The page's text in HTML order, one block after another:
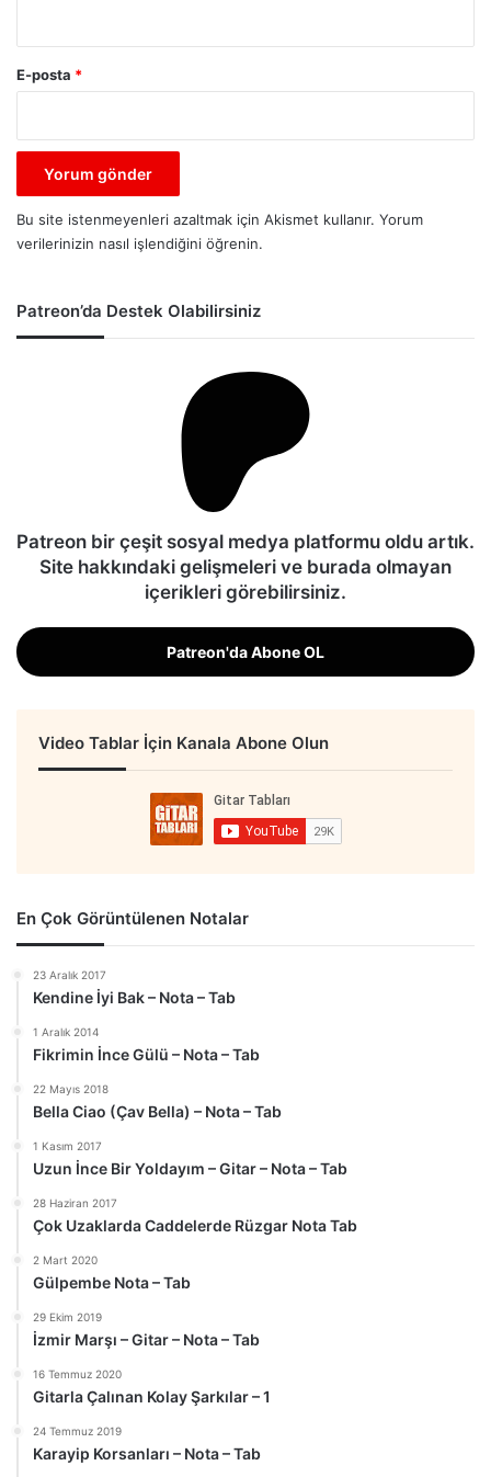
E-posta *
Bu site istenmeyenleri azaltmak için Akismet kullanır. Yorum
verilerinizin nasıl işlendiğini öğrenin.
Patreon’da Destek Olabilirsiniz
Patreon bir çeşit sosyal medya platformu oldu artık.
Site hakkındaki gelişmeleri ve burada olmayan
içerikleri görebilirsiniz.
Patreon'da Abone OL
Video Tablar İçin Kanala Abone Olun
En Çok Görüntülenen Notalar
23 Aralık 2017
Kendine İyi Bak – Nota – Tab
1 Aralık 2014
Fikrimin İnce Gülü – Nota – Tab
22 Mayıs 2018
Bella Ciao (Çav Bella) – Nota – Tab
1 Kasım 2017
Uzun İnce Bir Yoldayım – Gitar – Nota – Tab
28 Haziran 2017
Çok Uzaklarda Caddelerde Rüzgar Nota Tab
2 Mart 2020
Gülpembe Nota – Tab
29 Ekim 2019
İzmir Marşı – Gitar – Nota – Tab
16 Temmuz 2020
Gitarla Çalınan Kolay Şarkılar – 1
24 Temmuz 2019
Karayip Korsanları – Nota – Tab